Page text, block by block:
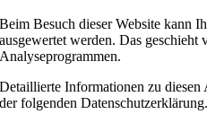
Beim Besuch dieser Website kann
ausgewertet werden. Das geschieht
Analyseprogrammen.
Detaillierte Informationen zu
der folgenden Datenschutzerklärung.